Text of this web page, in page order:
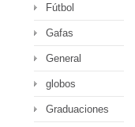
Fútbol
Gafas
General
globos
Graduaciones